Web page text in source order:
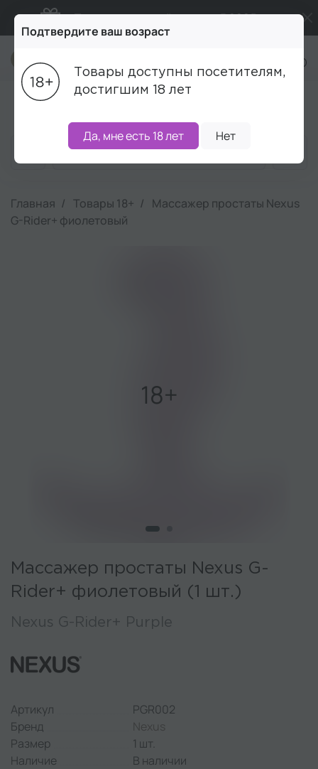
Подарки в каждый заказ от 5 000₽
Промокод ПРИВЕТ
+7 (495) 215-16-00
Блог Акции Бренды
Главная Товары 18+
Массажер простаты Nexus
G-Rider+ фиолетовый
Массажер простаты Nexus G-
Rider+ фиолетовый (1 шт.)
Nexus G-Rider+ Purple
Артикул
PGR002
Бренд
Nexus
Размер
1 шт.
Наличие
В наличии
Подтвердите ваш возраст
Товары доступны посетителям,
достигшим 18 лет
Да, мне есть 18 лет Нет